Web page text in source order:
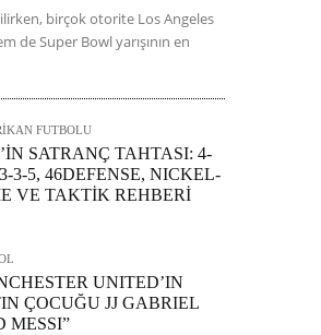
birçok otorite Los Angeles
de Super Bowl yarışının en
FUTBOLU
SATRANÇ TAHTASI: 4-
3-5, 46DEFENSE, NICKEL-
VE TAKTİK REHBERİ
UNITED’IN
ÇOCUĞU JJ GABRIEL
MESSI”